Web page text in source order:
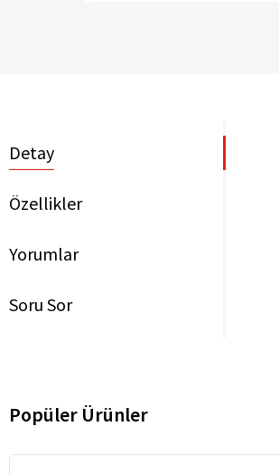
Detay
Özellikler
Yorumlar
Soru Sor
Popüler Ürünler